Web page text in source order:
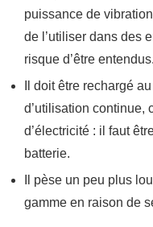
puissance de
de l’utiliser dans des
risque d’être entendus.
Il doit être rechargé
d’utilisation continue,
d’électricité : il faut
batterie.
Il pèse un peu plus
gamme en raison de